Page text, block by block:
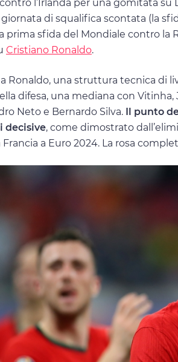
l’Irlanda per una gomitata su
di squalifica scontata (la
prima sfida del Mondiale contro la
Cristiano Ronaldo.
Ronaldo, una struttura tecnica di
difesa, una mediana con Vitinha,
Neto e Bernardo Silva. Il punto
decisive, come dimostrato
a Euro 2024. La rosa